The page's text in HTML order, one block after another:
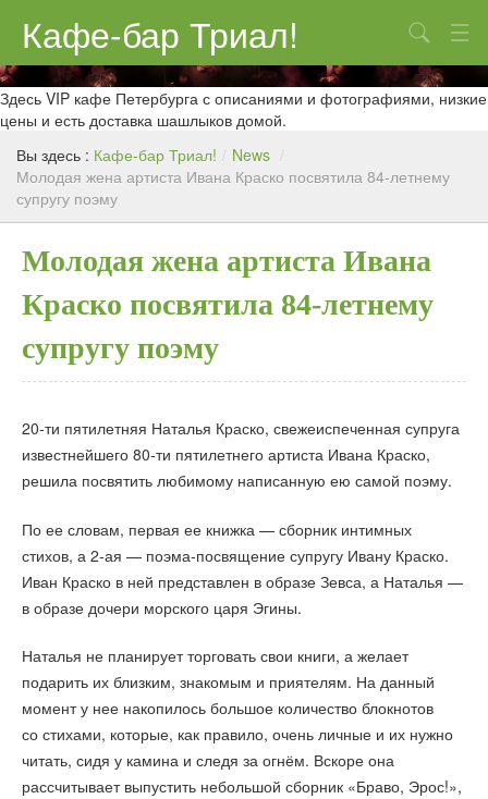
Кафе-бар Триал!
О нас
Меню
Контакты
Реклама
Поиск
Здесь VIP кафе Петербурга с описаниями и фотографиями, низкие
цены и есть доставка шашлыков домой.
Вы здесь : Кафе-бар Триал! / News /
Молодая жена артиста Ивана Краско посвятила 84-летнему
супругу поэму
Молодая жена артиста Ивана
Краско посвятила 84-летнему
супругу поэму
20-ти пятилетняя Наталья Краско, свежеиспеченная супруга
известнейшего 80-ти пятилетнего артиста Ивана Краско,
решила посвятить любимому написанную ею самой поэму.
По ее словам, первая ее книжка — сборник интимных
стихов, а 2-ая — поэма-посвящение супругу Ивану Краско.
Иван Краско в ней представлен в образе Зевса, а Наталья —
в образе дочери морского царя Эгины.
Наталья не планирует торговать свои книги, а желает
подарить их близким, знакомым и приятелям. На данный
момент у нее накопилось большое количество блокнотов
со стихами, которые, как правило, очень личные и их нужно
читать, сидя у камина и следя за огнём. Вскоре она
рассчитывает выпустить небольшой сборник «Браво, Эрос!»,